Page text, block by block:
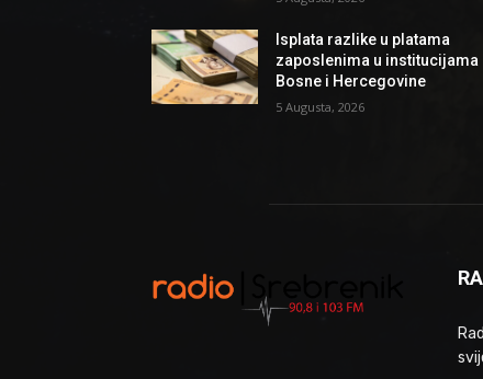
Isplata razlike u platama
zaposlenima u institucijama
Bosne i Hercegovine
5 Augusta, 2026